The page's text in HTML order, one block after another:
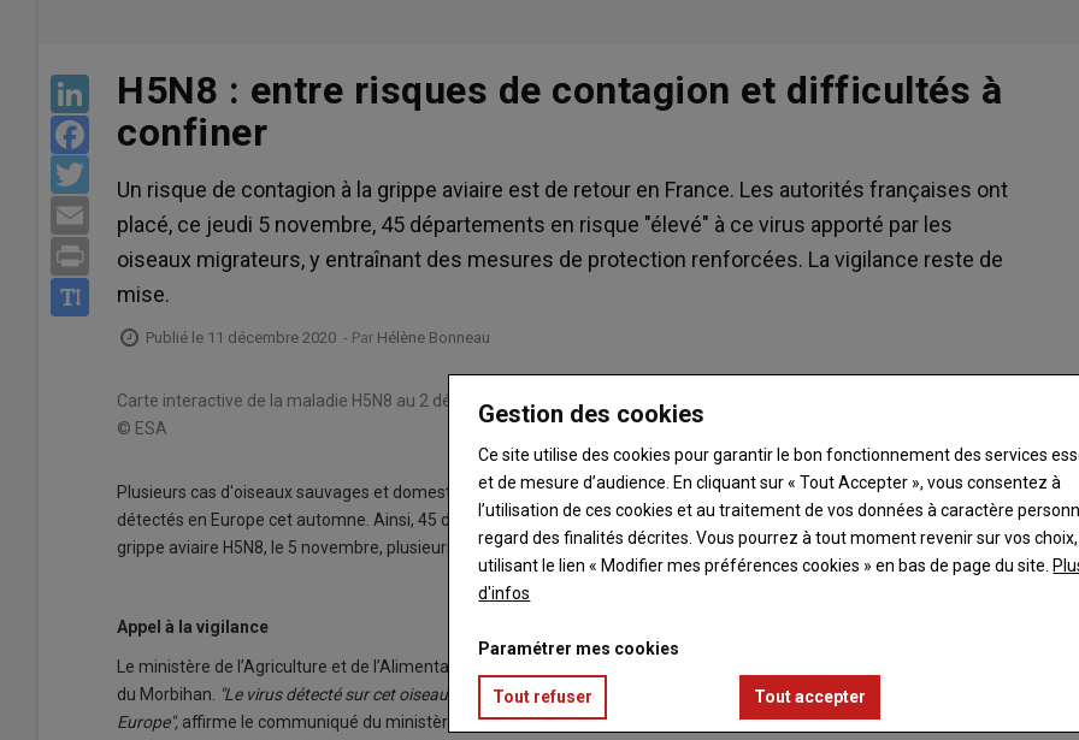
LinkedIn
Facebook
Email
Print
H5N8 : entre risques de contagion et difficultés à
confiner
Un risque de contagion à la grippe aviaire est de retour en France. Les autorités françaises ont
placé, ce jeudi 5 novembre, 45 départements en risque "élevé" à ce virus apporté par les
oiseaux migrateurs, y entraînant des mesures de protection renforcées. La vigilance reste de
mise.
Publié le 11 décembre 2020 - Par Hélène Bonneau
Carte interactive de la maladie H5N8 au 2 décembre 2020. Veille sanitaire internationale - Plateforme ESA.
© ESA
Plusieurs cas d'oiseaux sauvages et domestiques atteints de grippe aviaire causés par le sous-type H5N8 ont été
détectés en Europe cet automne. Ainsi, 45 départements français ont été placés en risque "élevé" d'introduction de la
grippe aviaire H5N8, le 5 novembre, plusieurs questions entourent ce virus, qui n'est pas transmissible à l'homme.
Appel à la vigilance
Le ministère de l’Agriculture et de l’Alimentation indique avoir découvert une oie bernache trouvée morte sur le littoral
du Morbihan.
"Le virus détecté sur cet oiseau sauvage est de la même lignée que ceux qui circulent actuellement en
Europe", affirme le communiqué du ministère. Ce dernier révèle par ailleurs avoir découvert, il y a quelques jours, la
Gestion des cookies
Ce site utilise des cookies pour garantir le bon fonctionnement des services
et de mesure d’audience. En cliquant sur « Tout Accepter », vous consentez à
l’utilisation de ces cookies et au traitement de vos données à caractère
regard des finalités décrites. Vous pourrez à tout moment revenir sur vos
utilisant le lien « Modifier mes préférences cookies » en bas de page du site.
d'infos
Paramétrer mes cookies
Tout refuser Tout accepter